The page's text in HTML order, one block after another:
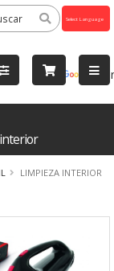
by
LIMPIEZA INTERIOR